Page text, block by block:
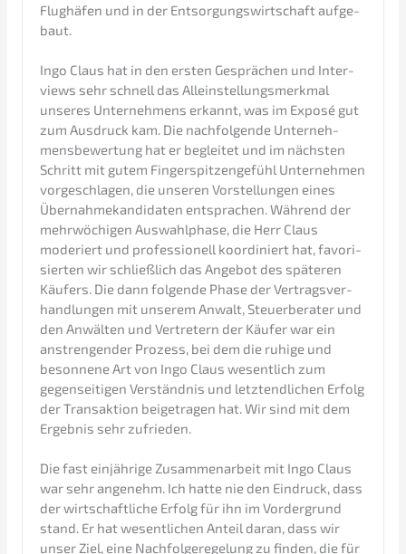
Flughä­fen und in der Entsor­gungs­wirt­schaft aufge­
baut.
Ingo Claus hat in den ersten Gesprä­chen und Inter­
views sehr schnell das Allein­stel­lungs­merk­mal
unseres Unter­neh­mens erkannt, was im Exposé gut
zum Ausdruck kam. Die nachfol­gen­de Unter­neh­
mens­be­wer­tung hat er beglei­tet und im nächs­ten
Schritt mit gutem Finger­spit­zen­ge­fühl Unter­neh­men
vorge­schla­gen, die unseren Vorstel­lun­gen eines
Übernah­me­kan­di­da­ten entspra­chen. Während der
mehrwö­chi­gen Auswahl­pha­se, die Herr Claus
moderiert und profes­sio­nell koordi­niert hat, favori­
sier­ten wir schließ­lich das Angebot des späte­ren
Käufers. Die dann folgen­de Phase der Vertrags­ver­
hand­lun­gen mit unserem Anwalt, Steuer­be­ra­ter und
den Anwäl­ten und Vertre­tern der Käufer war ein
anstren­gen­der Prozess, bei dem die ruhige und
beson­ne­ne Art von Ingo Claus wesent­lich zum
gegen­sei­ti­gen Verständ­nis und letzt­end­li­chen Erfolg
der Trans­ak­ti­on beigetra­gen hat. Wir sind mit dem
Ergeb­nis sehr zufrie­den.
Die fast einjäh­ri­ge Zusam­men­ar­beit mit Ingo Claus
war sehr angenehm. Ich hatte nie den Eindruck, dass
der wirtschaft­li­che Erfolg für ihn im Vorder­grund
stand. Er hat wesent­li­chen Anteil daran, dass wir
unser Ziel, eine Nachfol­ge­re­ge­lung zu finden, die für